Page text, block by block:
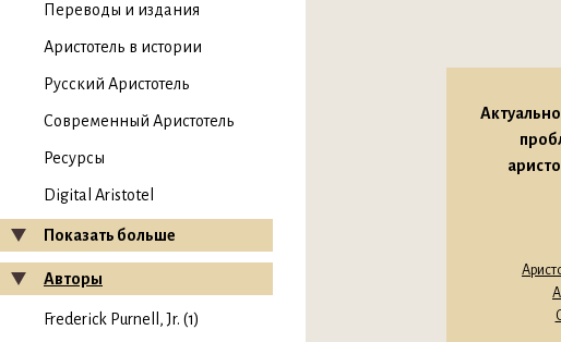
Переводы и издания
Аристотель в истории
Русский Аристотель
Современный Аристотель
Ресурсы
Digital Aristotel
Показать больше
Авторы
Frederick Purnell, Jr. (1)